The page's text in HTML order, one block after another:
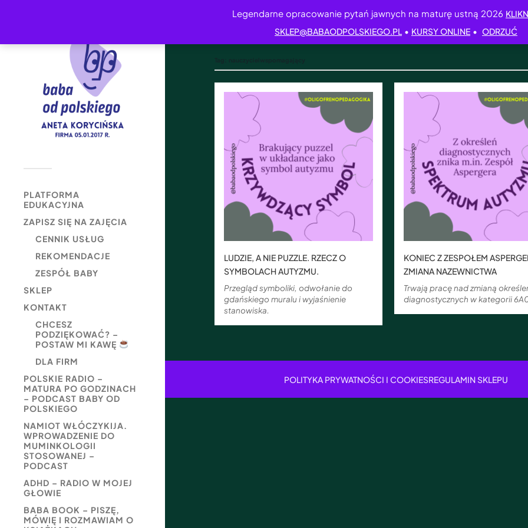
Legendarne opracowanie pytań jawnych na maturę ustną 2026
SKLEP@BABAODPOLSKIEGO.PL • KURSY ONLINE • ODRZUĆ
PLATFORMA
EDUKACYJNA
ZAPISZ SIĘ NA ZAJĘCIA
CENNIK USŁUG
REKOMENDACJE
ZESPÓŁ BABY
SKLEP
KONTAKT
CHCESZ
PODZIĘKOWAĆ? –
POSTAW MI KAWĘ
DLA FIRM
POLSKIE RADIO –
MATURA PO GODZINACH
– PODCAST BABY OD
POLSKIEGO
NAMIOT WŁÓCZYKIJA.
WPROWADZENIE DO
MUMINKOLOGII
STOSOWANEJ –
PODCAST
ADHD – RADIO W MOJEJ
GŁOWIE
BABA BOOK – PISZĘ,
MÓWIĘ I ROZMAWIAM O
LUDZIE, A NIE PUZZLE. RZECZ O
SYMBOLACH AUTYZMU.
Przegląd symboliki, odwołanie do
gdańskiego muralu i wyjaśnienie
stanowiska.
KONIEC Z ZESPOŁEM
ZMIANA NAZEWNICTWA
Trwają pracę nad zmianą
diagnostycznych w kategorii
POLITYKA PRYWATNOŚCI I COOKIESREGULAMIN SKLEPU